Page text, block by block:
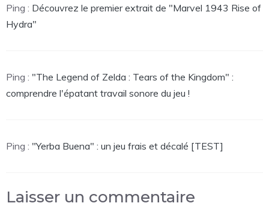
Ping : Découvrez le premier extrait de "Marvel 1943 Rise of
Hydra"
Ping : "The Legend of Zelda : Tears of the Kingdom" :
comprendre l'épatant travail sonore du jeu !
Ping : "Yerba Buena" : un jeu frais et décalé [TEST]
Laisser un commentaire